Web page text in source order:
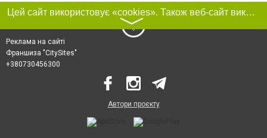
Цей сайт використовує «cookies». Також веб-сайт використовує інтернет-сервіс для збору технічних даних стосовно відвідувачів з метою отримання маркетингової та статистичної інформації. Умови обробки даних відвідувачів сайту див.
〉
Реклама на сайті
Франшиза "CitySites"
+380730456300
Автори проєкту